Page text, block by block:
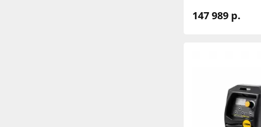
147 989 р.